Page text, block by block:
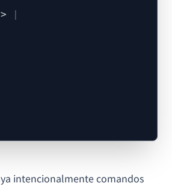
intencionalmente comandos